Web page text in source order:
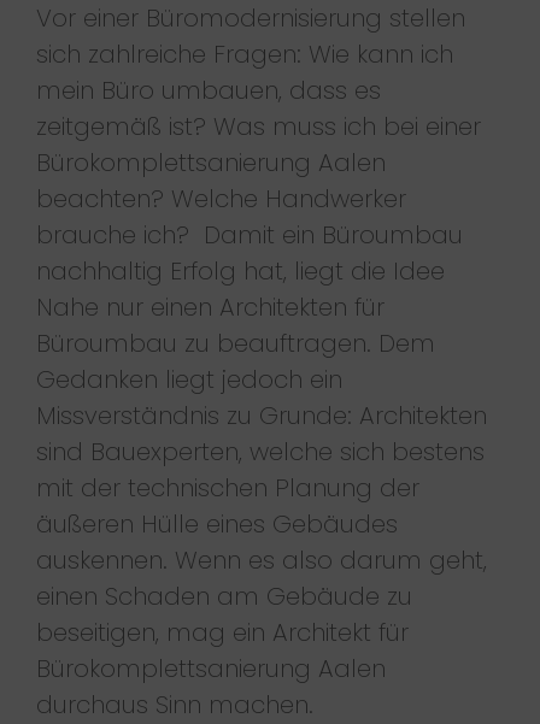
Vor einer Büromodernisierung stellen
sich zahlreiche Fragen: Wie kann ich
mein Büro umbauen, dass es
zeitgemäß ist? Was muss ich bei einer
Bürokomplettsanierung Aalen
beachten? Welche Handwerker
brauche ich? Damit ein Büroumbau
nachhaltig Erfolg hat, liegt die Idee
Nahe nur einen Architekten für
Büroumbau zu beauftragen. Dem
Gedanken liegt jedoch ein
Missverständnis zu Grunde: Architekten
sind Bauexperten, welche sich bestens
mit der technischen Planung der
äußeren Hülle eines Gebäudes
auskennen. Wenn es also darum geht,
einen Schaden am Gebäude zu
beseitigen, mag ein Architekt für
Bürokomplettsanierung Aalen
durchaus Sinn machen.